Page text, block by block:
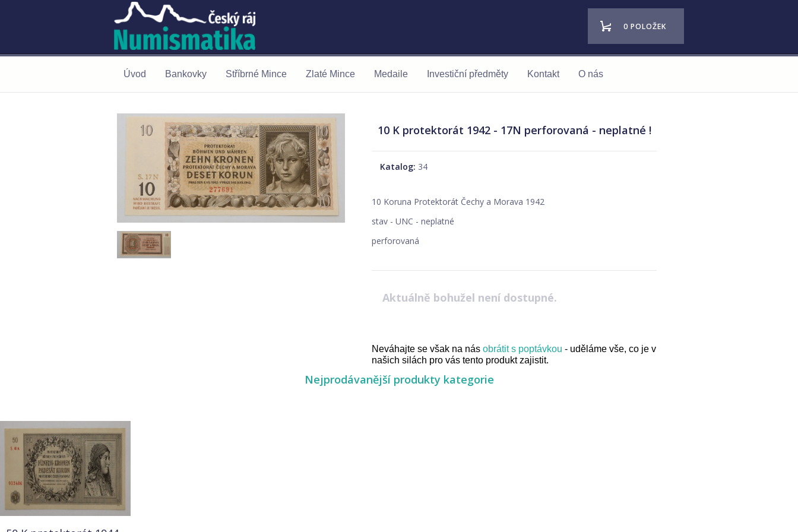
0 POLOŽEK
Úvod Bankovky Stříbrné Mince Zlaté Mince Medaile Investiční předměty Kontakt O nás
10 K protektorát 1942 - 17N perforovaná - neplatné !
Katalog: 34
10 Koruna Protektorát Čechy a Morava 1942
stav - UNC - neplatné
perforovaná
Aktuálně bohužel není dostupné.
Neváhajte se však na nás obrátit s poptávkou - uděláme vše, co je v
našich silách pro vás tento produkt zajistit.
Nejprodávanější produkty kategorie